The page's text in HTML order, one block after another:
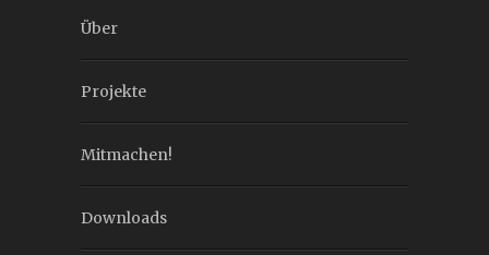
Über
Projekte
Mitmachen!
Downloads